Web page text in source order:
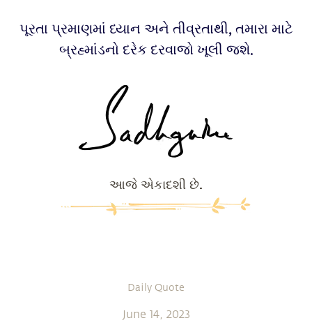
પૂરતા પ્રમાણમાં ધ્યાન અને તીવ્રતાથી, તમારા માટે
બ્રહ્માંડનો દરેક દરવાજો ખૂલી જશે.
આજે એકાદશી છે.
Daily Quote
June 14, 2023